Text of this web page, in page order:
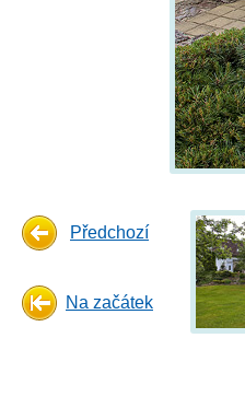
Předchozí
Na začátek